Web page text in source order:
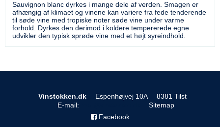
Sauvignon blanc dyrkes i mange dele af verden. Smagen er
afhængig af klimaet og vinene kan variere fra fede tenderende
til søde vine med tropiske noter søde vine under varme
forhold. Dyrkes den derimod i koldere tempererede egne
udvikler den typisk sprøde vine med et højt syreindhold.
Vinstokken.dk Espenhøjvej 10A
8381 Tilst
E-mail:
Sitemap
Facebook